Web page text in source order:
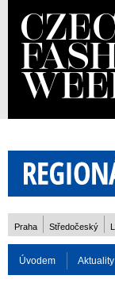
Praha Středočeský
Úvodem Aktuality